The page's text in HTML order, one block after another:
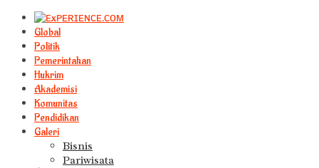
Global
Politik
Pemerintahan
Hukrim
Akademisi
Komunitas
Pendidikan
Galeri
Bisnis
Pariwisata